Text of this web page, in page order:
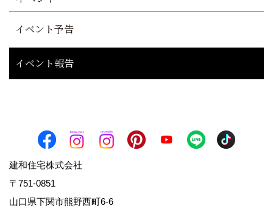
イベント予告
イベント報告
建和住宅株式会社
〒751-0851
山口県下関市熊野西町6-6